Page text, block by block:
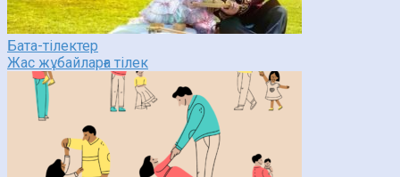
Бата-тілектер
Жас жұбайларға тілек